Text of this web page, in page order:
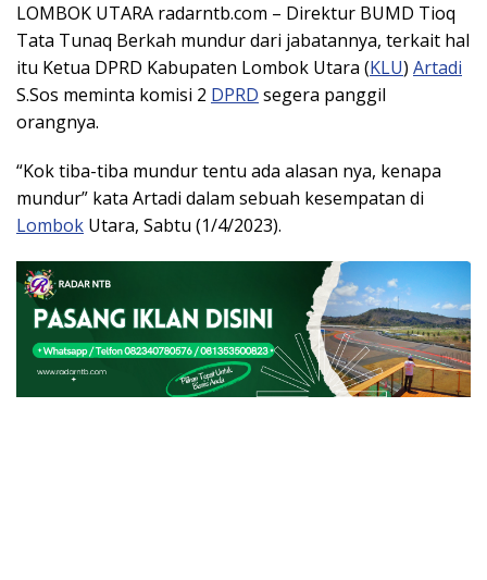
LOMBOK UTARA radarntb.com – Direktur BUMD Tioq
Tata Tunaq Berkah mundur dari jabatannya, terkait hal
itu Ketua DPRD Kabupaten Lombok Utara (KLU) Artadi
S.Sos meminta komisi 2 DPRD segera panggil
orangnya.
“Kok tiba-tiba mundur tentu ada alasan nya, kenapa
mundur” kata Artadi dalam sebuah kesempatan di
Lombok Utara, Sabtu (1/4/2023).